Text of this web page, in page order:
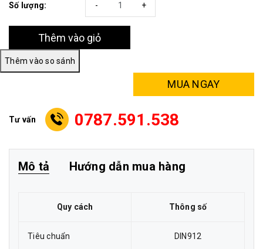
Số lượng: +
-
Thêm vào giỏ
MUA NGAY
Tư vấn 0787.591.538
Mô tả Hướng dẫn mua hàng
Quy cách Thông số
Tiêu chuẩn DIN912